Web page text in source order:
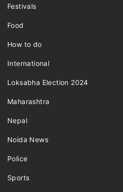
Festivals
Food
How to do
International
Loksabha Election 2024
Maharashtra
Nepal
Noida News
Police
Sports